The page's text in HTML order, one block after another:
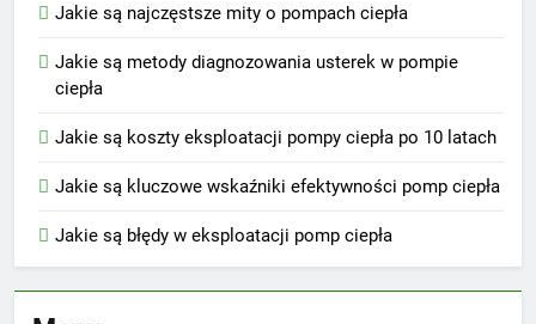
Jakie są najczęstsze mity o pompach ciepła
Jakie są metody diagnozowania usterek w pompie
ciepła
Jakie są koszty eksploatacji pompy ciepła po 10 latach
Jakie są kluczowe wskaźniki efektywności pomp ciepła
Jakie są błędy w eksploatacji pomp ciepła